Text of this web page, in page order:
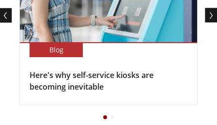
Blog
Here's why self-service kiosks are
becoming inevitable